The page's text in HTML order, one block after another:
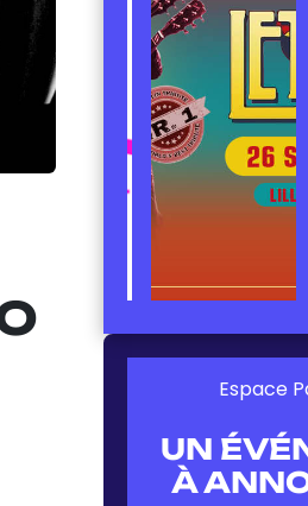
Espace
UN
À